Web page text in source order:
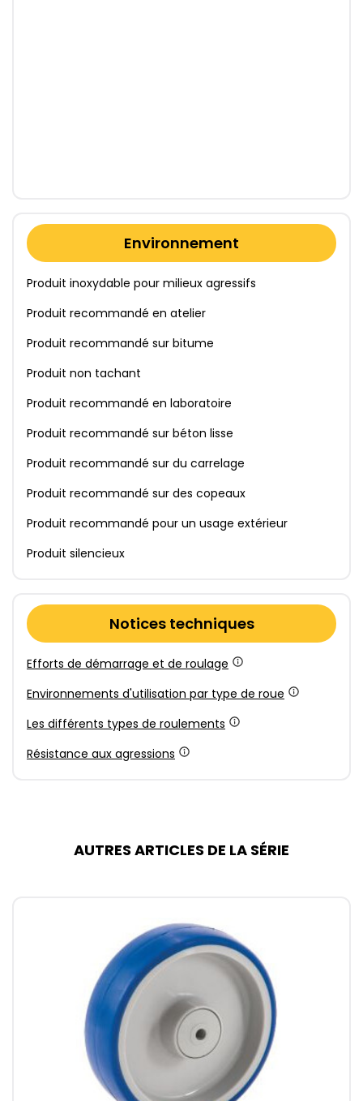
Environnement
Produit inoxydable pour milieux agressifs
Produit recommandé en atelier
Produit recommandé sur bitume
Produit non tachant
Produit recommandé en laboratoire
Produit recommandé sur béton lisse
Produit recommandé sur du carrelage
Produit recommandé sur des copeaux
Produit recommandé pour un usage extérieur
Produit silencieux
Notices techniques
Efforts de démarrage et de roulage
Environnements d'utilisation par type de roue
Les différents types de roulements
Résistance aux agressions
AUTRES ARTICLES DE LA SÉRIE